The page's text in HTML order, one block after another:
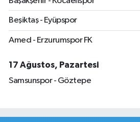
Beşiktaş - Eyüpspor
Amed - Erzurumspor FK
17 Ağustos, Pazartesi
Samsunspor - Göztepe